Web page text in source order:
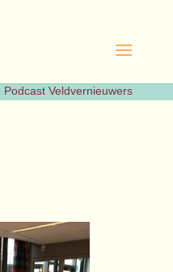
Veldvernieuwers